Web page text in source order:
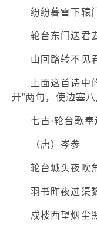
纷纷暮雪下辕
轮台东门送君
山回路转不见
上面这首诗中
开”两句，使边塞
七古·轮台歌
（唐）岑参
轮台城头夜吹
羽书昨夜过渠
戍楼西望烟尘